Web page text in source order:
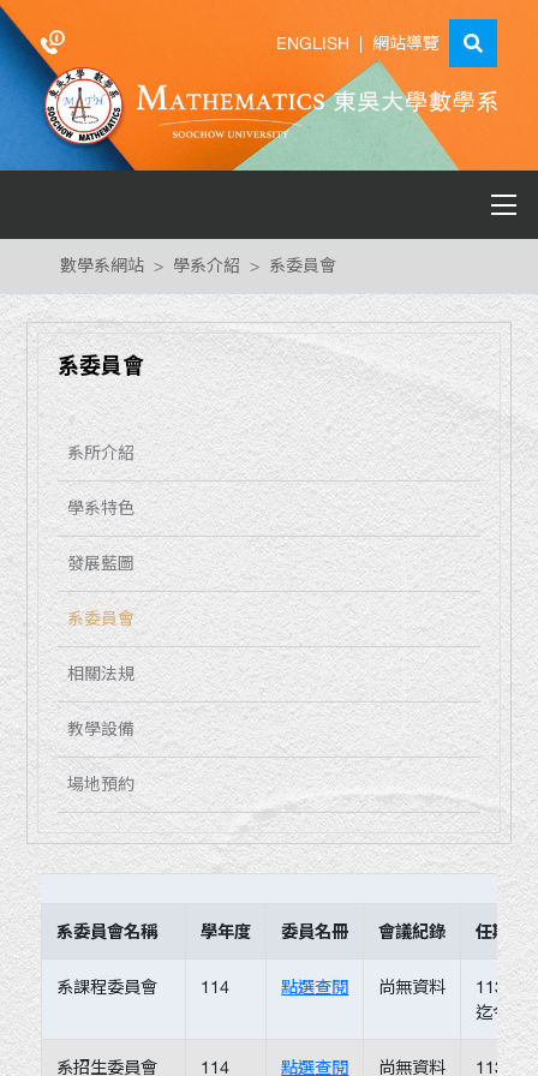
ENGLISH | 網站導覽
數學系網站 學系介紹 系委員會
系委員會
系所介紹
學系特色
發展藍圖
系委員會
相關法規
教學設備
場地預約
系委員會名稱 學年度 委員名冊 會議紀錄 任期起
系課程委員會 114 點選查閱 尚無資料
迄今。
系招生委員會 114 點選查閱 尚無資料